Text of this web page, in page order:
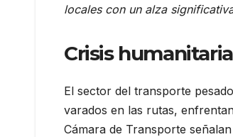
locales con un alza
Crisis
El sector del transporte
varados en las rutas,
Cámara de Transporte